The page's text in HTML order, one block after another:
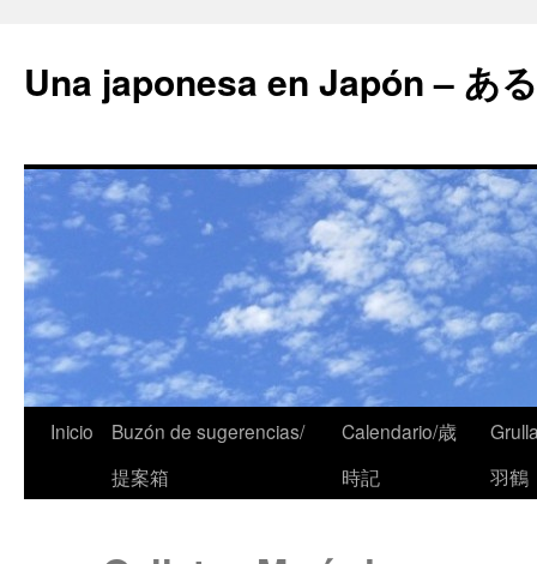
Una japonesa en Japón – あ
Inicio
Buzón de sugerencias/
提案箱
Calendario/歳
時記
羽鶴